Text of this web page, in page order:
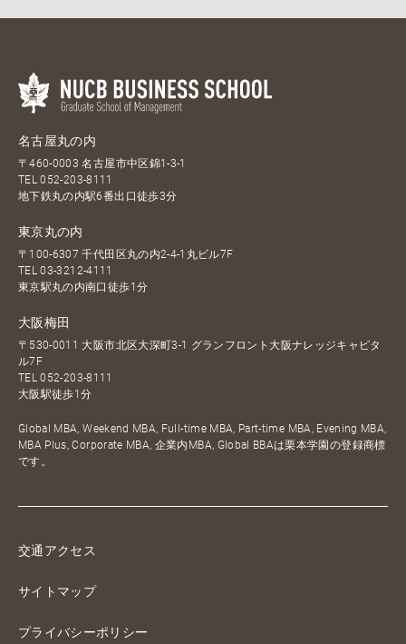
名古屋丸の内
〒460-0003 名古屋市中区錦1-3-1
TEL052-203-8111
地下鉄丸の内駅6番出口徒歩3分
東京丸の内
〒100-6307 千代田区丸の内2-4-1丸ビル7F
TEL03-3212-4111
東京駅丸の内南口徒歩1分
大阪梅田
〒530-0011 大阪市北区大深町3-1 グランフロント大阪ナレッジキャピタ
ル7F
TEL052-203-8111
大阪駅徒歩1分
Global MBA, Weekend MBA, Full-time MBA, Part-time MBA, Evening MBA,
MBA Plus, Corporate MBA, 企業内MBA, Global BBAは栗本学園の登録商標
です。
交通アクセス
サイトマップ
プライバシーポリシー